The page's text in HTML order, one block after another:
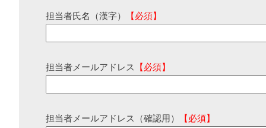
担当者氏名（漢字） 【必須】
担当者メールアドレス 【必須】
担当者メールアドレス（確認用） 【必須】